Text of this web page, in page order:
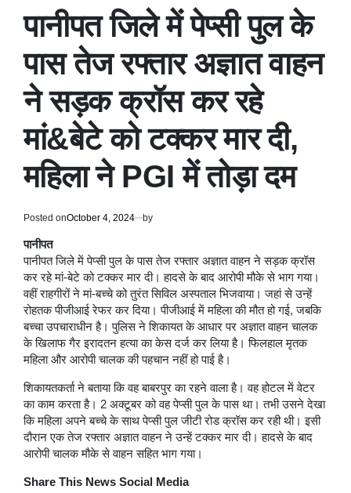
पानीपत जिले में पेप्सी पुल के
पास तेज रफ्तार अज्ञात वाहन
ने सड़क क्रॉस कर रहे
मां&बेटे को टक्कर मार दी,
महिला ने PGI में तोड़ा दम
Posted onOctober 4, 2024 by
पानीपत
पानीपत जिले में पेप्सी पुल के पास तेज रफ्तार अज्ञात वाहन ने सड़क क्रॉस
कर रहे मां-बेटे को टक्कर मार दी। हादसे के बाद आरोपी मौके से भाग गया।
वहीं राहगीरों ने मां-बच्चे को तुरंत सिविल अस्पताल भिजवाया। जहां से उन्हें
रोहतक पीजीआई रेफर कर दिया। पीजीआई में महिला की मौत हो गई, जबकि
बच्चा उपचाराधीन है। पुलिस ने शिकायत के आधार पर अज्ञात वाहन चालक
के खिलाफ गैर इरादतन हत्या का केस दर्ज कर लिया है। फिलहाल मृतक
महिला और आरोपी चालक की पहचान नहीं हो पाई है।
शिकायतकर्ता ने बताया कि वह बाबरपुर का रहने वाला है। वह होटल में वेटर
का काम करता है। 2 अक्टूबर को वह पेप्सी पुल के पास था। तभी उसने देखा
कि महिला अपने बच्चे के साथ पेप्सी पुल जीटी रोड क्रॉस कर रही थी। इसी
दौरान एक तेज रफ्तार अज्ञात वाहन ने उन्हें टक्कर मार दी। हादसे के बाद
आरोपी चालक मौके से वाहन सहित भाग गया।
Share This News Social Media